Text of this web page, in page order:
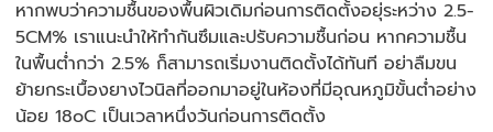
หากพบว่าความชื้นของพื้นผิวเดิมก่อนการติดตั้งอยุ่ระหว่าง 2.5-
5CM% เราแนะนำให้ทำกันซึมและปรับความชื้นก่อน หากความชื้น
ในพื้นต่ำกว่า 2.5% ก็สามารถเริ่มงานติดตั้งได้ทันทีอย่าลืมขน
ย้ายกระเบื้องยางไวนิลที่ออกมาอยู่ในห้องที่มีอุณหภูมิขั้นต่ำอย่าง
น้อย 18oC เป็นเวลาหนึ่งวันก่อนการติดตั้ง